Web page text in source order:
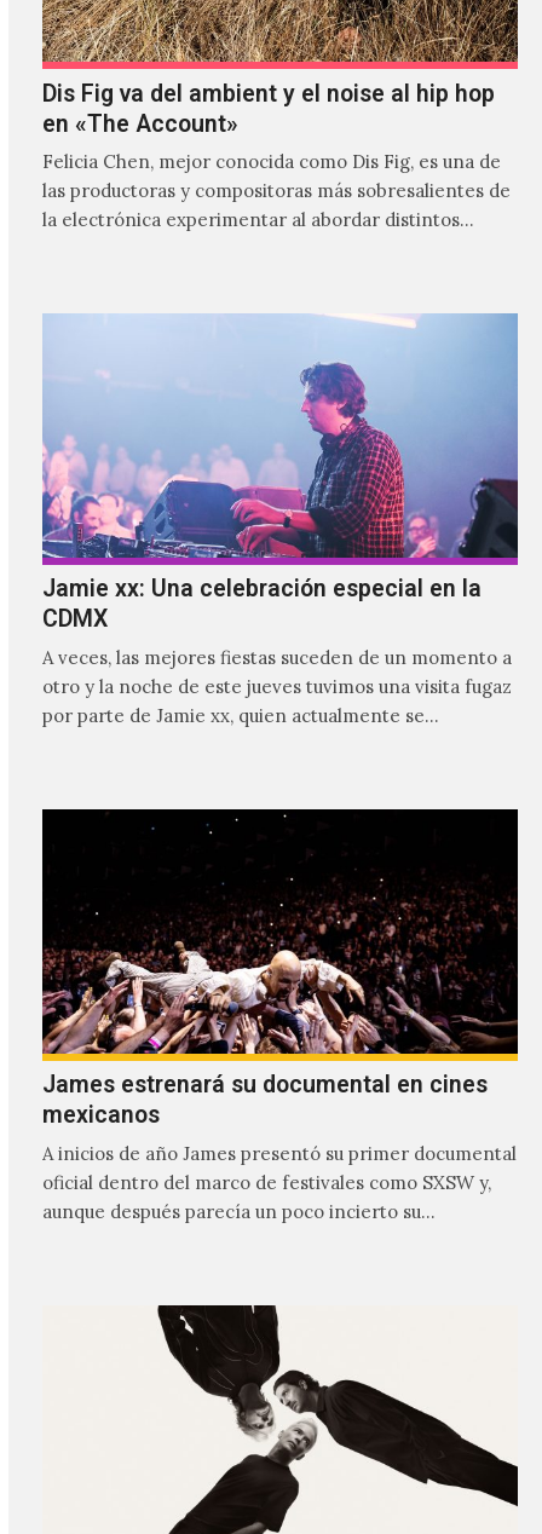
Dis Fig va del ambient y el noise al hip hop
en «The Account»
Felicia Chen, mejor conocida como Dis Fig, es una de
las productoras y compositoras más sobresalientes de
la electrónica experimentar al abordar distintos
Jamie xx: Una celebración especial en la
CDMX
A veces, las mejores fiestas suceden de un momento a
otro y la noche de este jueves tuvimos una visita fugaz
por parte de Jamie xx, quien actualmente se
James estrenará su documental en cines
mexicanos
A inicios de año James presentó su primer documental
oficial dentro del marco de festivales como SXSW y,
aunque después parecía un poco incierto su…